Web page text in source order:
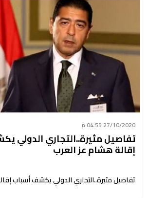
27/10/2020 04:55 م
تفاصيل مثيرة..التجاري الدولي
إقالة هشام عز العرب
تفاصيل مثيرة..التجاري الدولي يكشف أسباب